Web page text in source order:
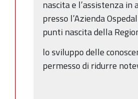
nascita e l’assistenza
presso l’Azienda
punti nascita della
lo sviluppo delle
permesso di ridurre